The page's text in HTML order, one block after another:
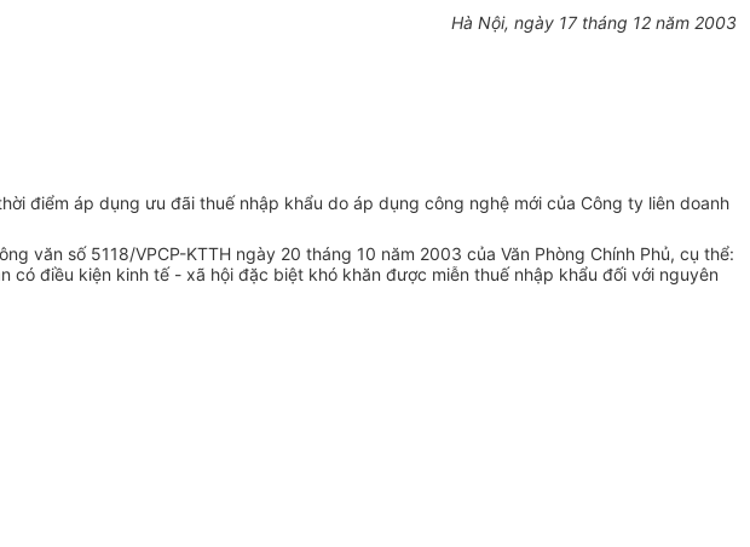
Hà Nội, ngày 17 tháng 12 năm 2003
điểm áp dụng ưu đãi thuế nhập khẩu do áp dụng công nghệ mới của Công ty liên doanh
văn số 5118/VPCP-KTTH ngày 20 tháng 10 năm 2003 của Văn Phòng Chính Phủ, cụ thể:
điều kiện kinh tế - xã hội đặc biệt khó khăn được miễn thuế nhập khẩu đối với nguyên